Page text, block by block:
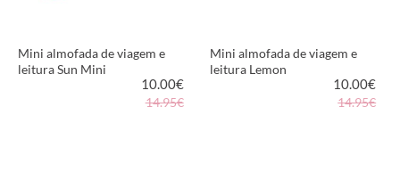
Mini almofada de viagem e
leitura Sun Mini
10.00€
14.95€
Mini almofada de viagem e
leitura Lemon
10.00€
14.95€